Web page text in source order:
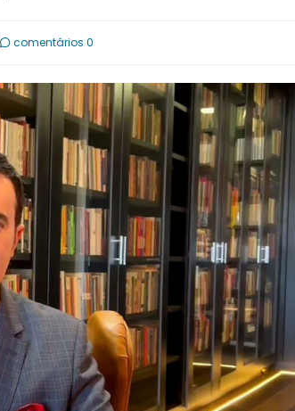
comentários 0